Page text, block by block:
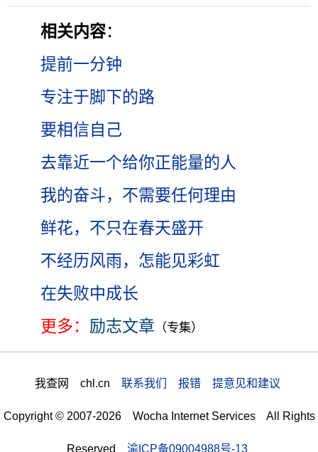
相关内容：
提前一分钟
专注于脚下的路
要相信自己
去靠近一个给你正能量的人
我的奋斗，不需要任何理由
鲜花，不只在春天盛开
不经历风雨，怎能见彩虹
在失败中成长
更多： 励志文章 （专集）
我查网 chl.cn 联系我们 报错 提意见和建议
Copyright © 2007-2026 Wocha Internet Services All Rights
Reserved 渝ICP备09004988号-13